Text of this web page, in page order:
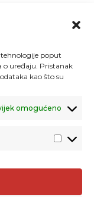
poput
uređaju. Pristanak
kao što su
omogućeno